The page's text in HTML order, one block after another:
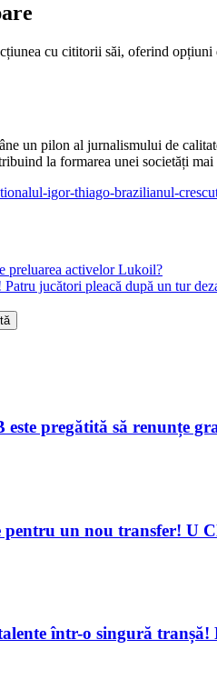
cu cititorii săi, oferind
un pilon al jurnalismului de
la formarea unei societăți
igor-thiago-brazilianul-
preluarea activelor Lukoil?
jucători pleacă după un tur
este pregătită să renunțe
un nou transfer! U
într-o singură tranșă!